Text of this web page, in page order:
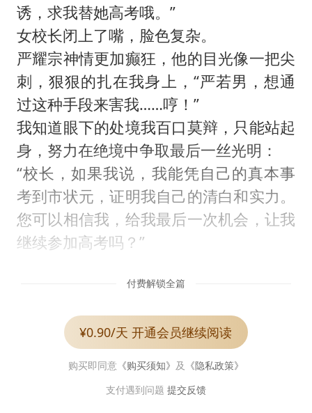
诱，求我替她高考哦。”
女校长闭上了嘴，脸色复杂。
严耀宗神情更加癫狂，他的目光像一把尖
刺，狠狠的扎在我身上，“严若男，想通
过这种手段来害我……哼！”
我知道眼下的处境我百口莫辩，只能站起
身，努力在绝境中争取最后一丝光明：
“校长，如果我说，我能凭自己的真本事
考到市状元，证明我自己的清白和实力。
您可以相信我，给我最后一次机会，让我
继续参加高考吗？”
付费解锁全篇
¥0.90/天 开通会员继续阅读
购买即同意 《购买须知》 及 《隐私政策》
支付遇到问题 提交反馈